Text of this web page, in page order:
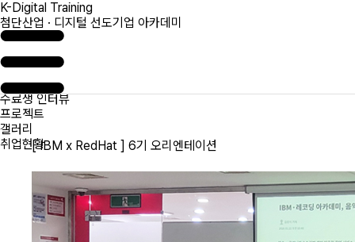
K-Digital Training
첨단산업 · 디지털 선도기업 아카데미
수료생 인터뷰
프로젝트
갤러리
취업현황[ IBM x RedHat ] 6기 오리엔테이션